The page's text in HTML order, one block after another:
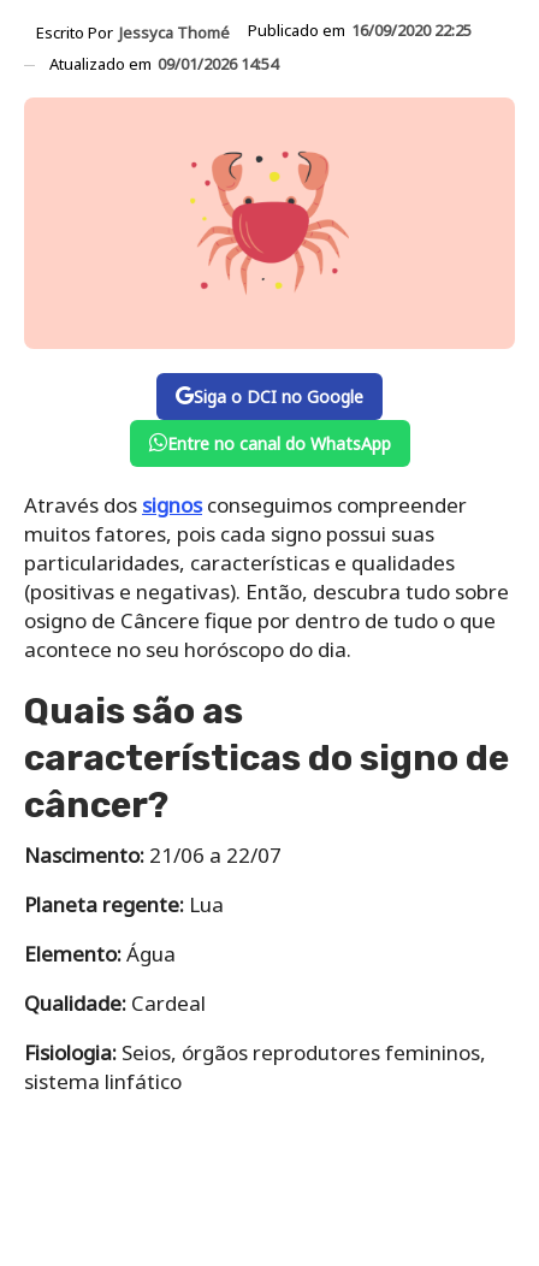
Escrito Por Jessyca Thomé Publicado em 16/09/2020 22:25
Atualizado em 09/01/2026 14:54
Siga o DCI no Google
Entre no canal do WhatsApp
Através dos signosconseguimos compreender
muitos fatores, pois cada signo possui suas
particularidades, características e qualidades
(positivas e negativas). Então, descubra tudo sobre
osigno de Câncere fique por dentro de tudo o que
acontece no seu horóscopo do dia.
Quais são as
características do signo de
câncer?
Nascimento: 21/06 a 22/07
Planeta regente: Lua
Elemento:Água
Qualidade: Cardeal
Fisiologia: Seios, órgãos reprodutores femininos,
sistema linfático